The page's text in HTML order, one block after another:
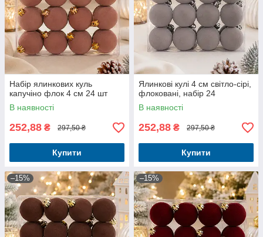
Набір ялинкових куль
капучіно флок 4 см 24 шт
В наявності
252,88 ₴ 297,50 ₴
Купити
Ялинкові кулі 4 см світло-сірі,
флоковані, набір 24
В наявності
252,88 ₴ 297,50 ₴
Купити
–15% –15%